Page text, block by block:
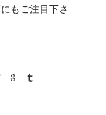
もご注目下さ